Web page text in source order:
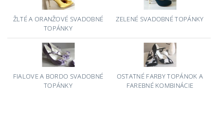
ŽLTÉ A ORANŽOVÉ SVADOBNÉ
TOPÁNKY
ZELENÉ SVADOBNÉ TOPÁNKY
FIALOVE A BORDO SVADOBNÉ
TOPÁNKY
OSTATNÉ FARBY TOPÁNOK A
FAREBNÉ KOMBINÁCIE